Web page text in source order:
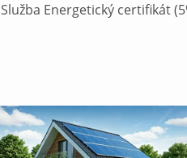
Služba Energetický certifikát